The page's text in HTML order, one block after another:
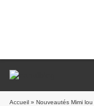
Accueil » Nouveautés Mimi lou